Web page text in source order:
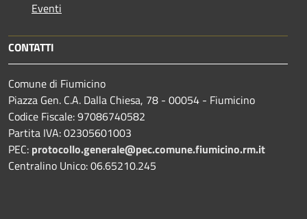
Eventi
CONTATTI
Comune di Fiumicino
Piazza Gen. C.A. Dalla Chiesa, 78 - 00054 - Fiumicino
Codice Fiscale: 97086740582
Partita IVA: 02305601003
PEC: protocollo.generale@pec.comune.fiumicino.rm.it
Centralino Unico: 06.65210.245